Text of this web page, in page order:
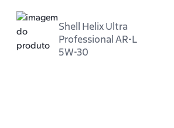
Shell Helix Ultra
Professional AR-L
5W-30